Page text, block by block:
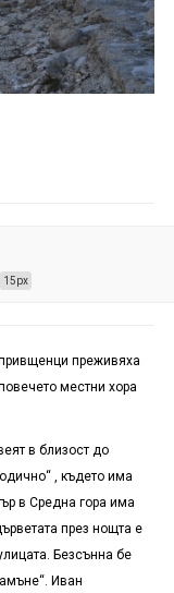
15px
преживяха
местни хора
в близост до
, където има
в Средна гора има
през нощта е
Безсънна бе
Иван